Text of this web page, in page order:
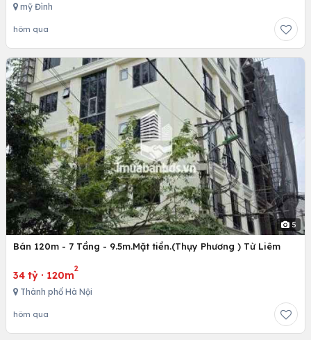
mỹ Đình
hôm qua
5
Bán 120m - 7 Tầng - 9.5m.Mặt tiền.(Thụy Phương ) Từ Liêm
34 tỷ · 120m
2
Thành phố Hà Nội
hôm qua